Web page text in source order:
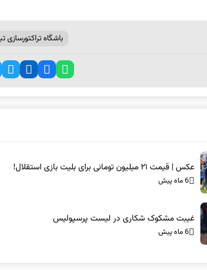
باشگاه تراکتورسازی
عکس | قیمت ۲۱ میلیون تومانی برای بلیت بازی استقلال!
6 ماه پیش
غیبت مشکوک شکاری در لیست پرسپولیس
6 ماه پیش